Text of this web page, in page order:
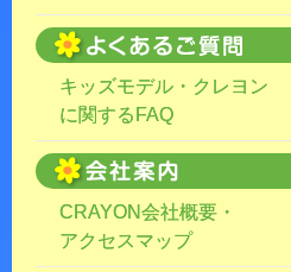
キッズモデル・クレヨン
に関するFAQ
CRAYON会社概要・
アクセスマップ